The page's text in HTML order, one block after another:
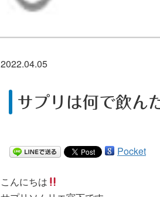
2022.04.05
サプリは何で飲ん
Pocket
こんにちは